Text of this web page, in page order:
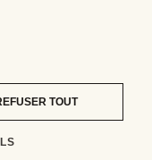
TOUT